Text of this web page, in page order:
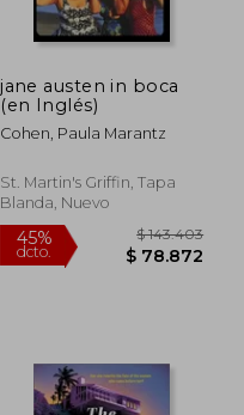
jane austen in boca
(en Inglés)
Cohen, Paula Marantz
St. Martin's Griffin, Tapa
Blanda, Nuevo